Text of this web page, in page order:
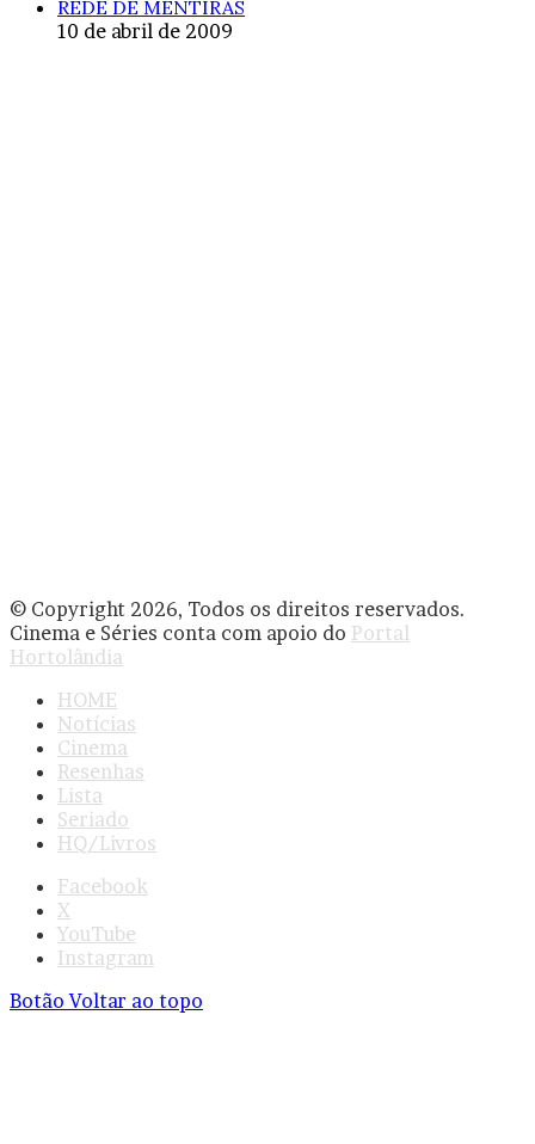
REDE DE MENTIRAS
10 de abril de 2009
© Copyright 2026, Todos os direitos reservados.
Cinema e Séries conta com apoio do Portal
Hortolândia
HOME
Notícias
Cinema
Resenhas
Lista
Seriado
HQ/Livros
Facebook
X
YouTube
Instagram
Botão Voltar ao topo